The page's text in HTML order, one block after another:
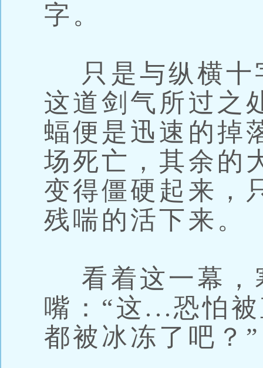
字。
只是与纵横十
这道剑气所过之
蝠便是迅速的掉
场死亡，其余的
变得僵硬起来，
残喘的活下来。
看着这一幕，
嘴：“这...恐怕
都被冰冻了吧？”